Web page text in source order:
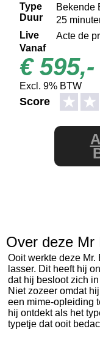
Type
Bekende
Duur
25
Live
Acte de
Vanaf
€ 595,-
Excl. 9% BTW
Score ★ ★
Over deze Mr
Ooit werkte deze
lasser. Dit heeft hij
dat hij besloot zich
Niet zozeer omdat
een mime-opleiding
hij ontdekt als het
typetje dat ooit